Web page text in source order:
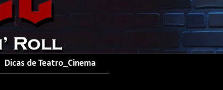
Dicas de Teatro_Cinema